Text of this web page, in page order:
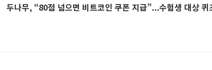
두나무, “80점 넘으면 비트코인 쿠폰 지급”...수험생 대상 퀴